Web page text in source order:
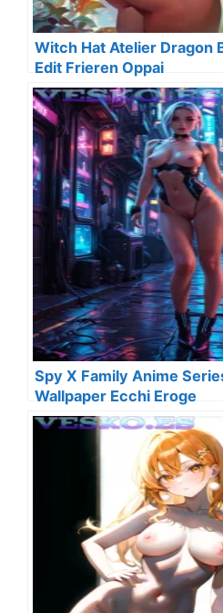
Witch Hat Atelier Dragon
Edit Frieren Oppai
Spy X Family Anime
Wallpaper Ecchi Eroge